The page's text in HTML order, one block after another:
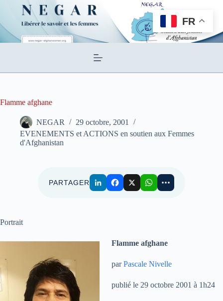
contenu
Flamme afghane
NEGAR
29 octobre, 2001
EVENEMENTS et ACTIONS en soutien aux Femmes
d'Afghanistan
PARTAGER
Portrait
Flamme afghane
parPascale Nivelle
publié le 29 octobre 2001 à 1h24
FR